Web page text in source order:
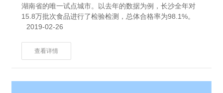
湖南省的唯一试点城市。以去年的数据为例，长沙全年对
15.8万批次食品进行了检验检测，总体合格率为98.1%。
2019-02-26
查看详情